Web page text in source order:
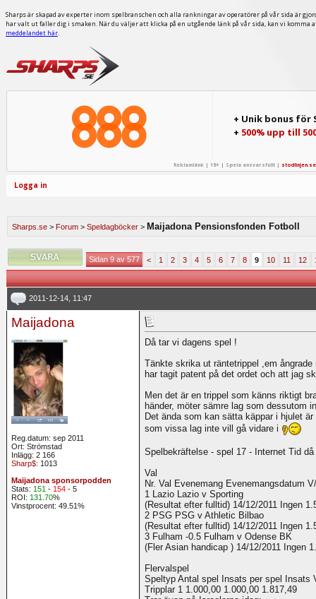
Sharps är skapad av experter inom spelbranschen och alla rankningar av operatörer på vår sida är
har valt ut faller dig i smaken. När du väljer att klicka på en utgående länk på vår sida, kan vi
meddelandet här.
+ Unik bonus för
+ 500% upp till
Reklamlänk | 18+ | Spela ansvarsfullt | stodlinjen.se
Logga in
Sharps.se > Forum > Speldagböcker > Maijadona Pensionsfonden Fotboll
Sidan 9 av 577 < 1 2 3 4 5 6 7 8 9 10 11 12
2011-12-14, 11:47
Maijadona
Reg.datum: sep 2011
Ort: Strömstad
Inlägg: 2 166
Sharp$: 1013
Maijadona sponsorpodden
Stats: 151 - 154 - 5
ROI: 131.70%
Vinstprocent: 49.51%
Då tar vi dagens spel !
Tänkte skrika ut räntetrippel ,em
har tagit patent på det ordet och att jag
Men det är en trippel som känns riktigt
händer, möter sämre lag som dessutom
Det ända som kan sätta käppar i hjulet
som vissa lag inte vill gå vidare i
Spelbekräftelse - spel 17 - Internet Tid
Val
Nr. Val Evenemang Evenemangsdatum
1 Lazio Lazio v Sporting
(Resultat efter fulltid) 14/12/2011 Ingen
2 PSG PSG v Athletic Bilbao
(Resultat efter fulltid) 14/12/2011 Ingen
3 Fulham -0.5 Fulham v Odense BK
(Fler Asian handicap ) 14/12/2011 Ingen
Flervalspel
Speltyp Antal spel Insats per spel Insats
Tripplar 1 1.000,00 1.000,00 1.817,49